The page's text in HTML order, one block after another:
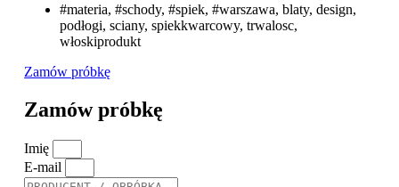
#materia,#schody,#spiek,#warszawa,blaty,design,
podłogi,sciany,spiekkwarcowy,trwalosc,
włoskiprodukt
Zamów próbkę
Zamów próbkę
Imię
E-mail